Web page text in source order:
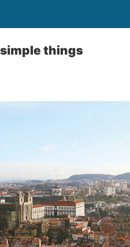
things